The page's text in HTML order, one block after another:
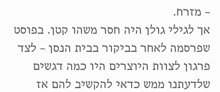
– מזרח.
אך לגילי גולן היה חסר משהו קטן. בפוסט
שפרסמה לאחר בביקור בבית הנסן – לצד
פרגון לצוות היוצרים היו כמה דגשים
שלדעתנו ממש כדאי להקשיב להם אז